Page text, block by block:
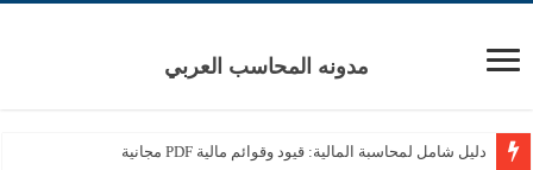
مدونه المحاسب العربي
دليل شامل لمحاسبة المالية: قيود وقوائم مالية PDF مجانية